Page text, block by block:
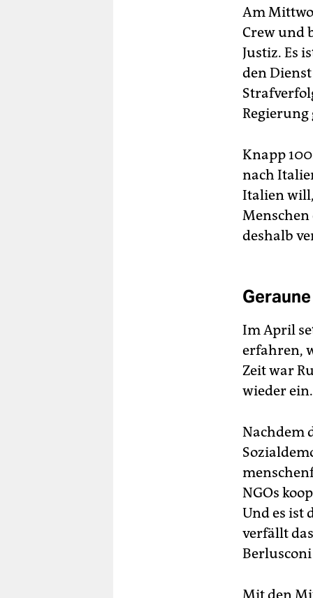
Am
Crew und
Justiz. Es
den
Regierung
Knapp
nach
Italien will,
deshalb
Im April
erfahren,
Zeit war
wieder
Nachdem
NGOs
Und es ist
verfällt
Mit den